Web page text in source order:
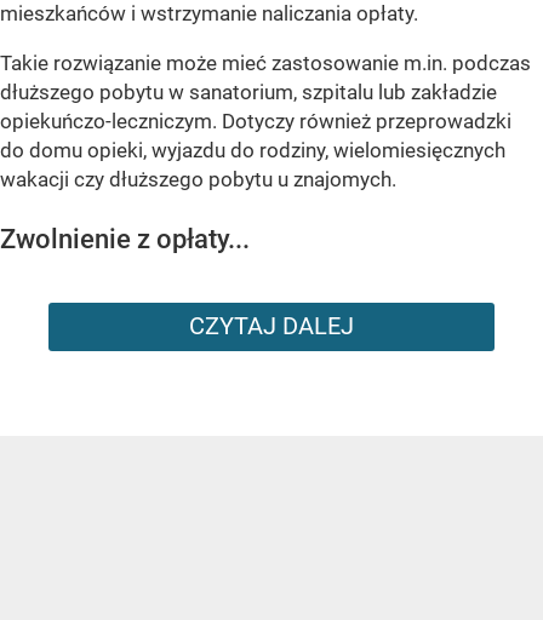
mieszkańców i wstrzymanie naliczania opłaty.
Takie rozwiązanie może mieć zastosowanie m.in. podczas
dłuższego pobytu w sanatorium, szpitalu lub zakładzie
opiekuńczo-leczniczym. Dotyczy również przeprowadzki
do domu opieki, wyjazdu do rodziny, wielomiesięcznych
wakacji czy dłuższego pobytu u znajomych.
Zwolnienie z opłaty...
CZYTAJ DALEJ